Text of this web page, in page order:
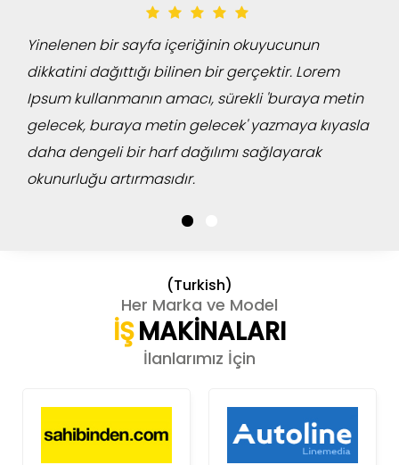
Yinelenen bir sayfa içeriğinin okuyucunun
dikkatini dağıttığı bilinen bir gerçektir. Lorem
Ipsum kullanmanın amacı, sürekli 'buraya metin
gelecek, buraya metin gelecek' yazmaya kıyasla
daha dengeli bir harf dağılımı sağlayarak
okunurluğu artırmasıdır.
(Turkish)
Her Marka ve Model
İŞMAKİNALARI
İlanlarımız İçin